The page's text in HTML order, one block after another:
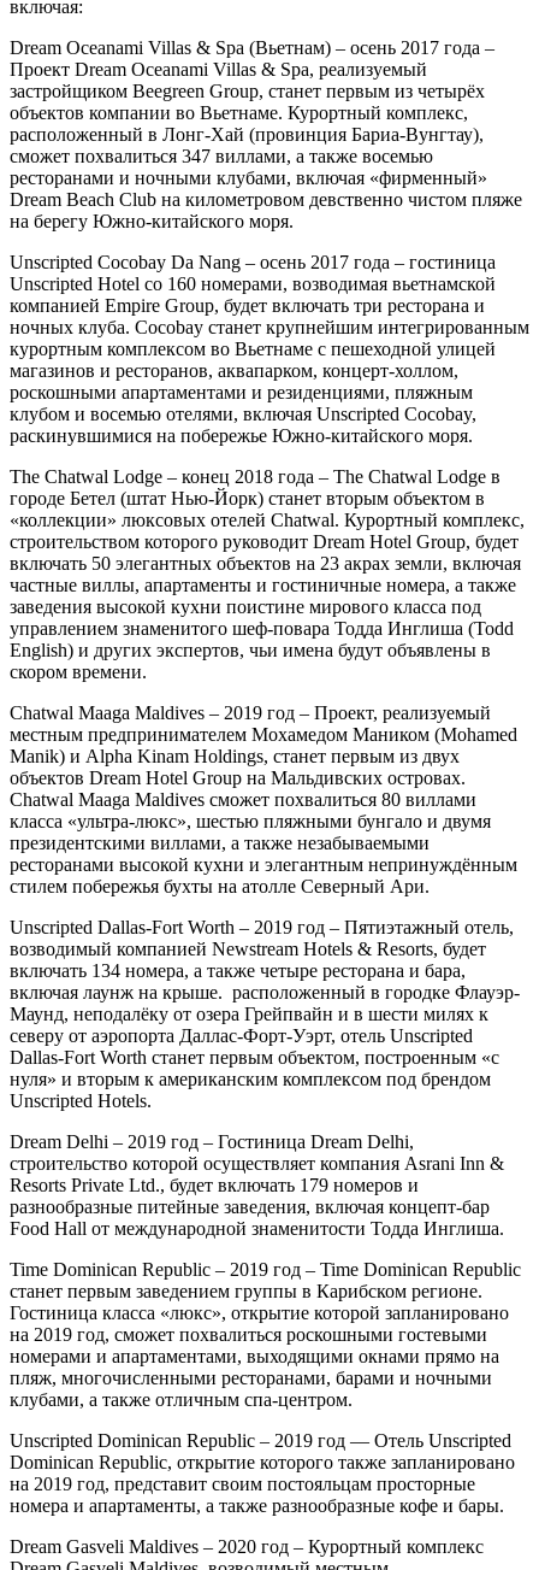
включая:
Dream Oceanami Villas & Spa (Вьетнам) – осень 2017 года –
Проект Dream Oceanami Villas & Spa, реализуемый
застройщиком Beegreen Group, станет первым из четырёх
объектов компании во Вьетнаме. Курортный комплекс,
расположенный в Лонг-Хай (провинция Бариа-Вунгтау),
сможет похвалиться 347 виллами, а также восемью
ресторанами и ночными клубами, включая «фирменный»
Dream Beach Club на километровом девственно чистом пляже
на берегу Южно-китайского моря.
Unscripted Cocobay Da Nang – осень 2017 года – гостиница
Unscripted Hotel со 160 номерами, возводимая вьетнамской
компанией Empire Group, будет включать три ресторана и
ночных клуба. Cocobay станет крупнейшим интегрированным
курортным комплексом во Вьетнаме с пешеходной улицей
магазинов и ресторанов, аквапарком, концерт-холлом,
роскошными апартаментами и резиденциями, пляжным
клубом и восемью отелями, включая Unscripted Cocobay,
раскинувшимися на побережье Южно-китайского моря.
The Chatwal Lodge – конец 2018 года – The Chatwal Lodge в
городе Бетел (штат Нью-Йорк) станет вторым объектом в
«коллекции» люксовых отелей Chatwal. Курортный комплекс,
строительством которого руководит Dream Hotel Group, будет
включать 50 элегантных объектов на 23 акрах земли, включая
частные виллы, апартаменты и гостиничные номера, а также
заведения высокой кухни поистине мирового класса под
управлением знаменитого шеф-повара Тодда Инглиша (Todd
English) и других экспертов, чьи имена будут объявлены в
скором времени.
Chatwal Maaga Maldives – 2019 год – Проект, реализуемый
местным предпринимателем Мохамедом Маником (Mohamed
Manik) и Alpha Kinam Holdings, станет первым из двух
объектов Dream Hotel Group на Мальдивских островах.
Chatwal Maaga Maldives сможет похвалиться 80 виллами
класса «ультра-люкс», шестью пляжными бунгало и двумя
президентскими виллами, а также незабываемыми
ресторанами высокой кухни и элегантным непринуждённым
стилем побережья бухты на атолле Северный Ари.
Unscripted Dallas-Fort Worth – 2019 год – Пятиэтажный отель,
возводимый компанией Newstream Hotels & Resorts, будет
включать 134 номера, а также четыре ресторана и бара,
включая лаунж на крыше. расположенный в городке Флауэр-
Маунд, неподалёку от озера Грейпвайн и в шести милях к
северу от аэропорта Даллас-Форт-Уэрт, отель Unscripted
Dallas-Fort Worth станет первым объектом, построенным «с
нуля» и вторым к американским комплексом под брендом
Unscripted Hotels.
Dream Delhi – 2019 год – Гостиница Dream Delhi,
строительство которой осуществляет компания Asrani Inn &
Resorts Private Ltd., будет включать 179 номеров и
разнообразные питейные заведения, включая концепт-бар
Food Hall от международной знаменитости Тодда Инглиша.
Time Dominican Republic – 2019 год – Time Dominican Republic
станет первым заведением группы в Карибском регионе.
Гостиница класса «люкс», открытие которой запланировано
на 2019 год, сможет похвалиться роскошными гостевыми
номерами и апартаментами, выходящими окнами прямо на
пляж, многочисленными ресторанами, барами и ночными
клубами, а также отличным спа-центром.
Unscripted Dominican Republic – 2019 год — Отель Unscripted
Dominican Republic, открытие которого также запланировано
на 2019 год, представит своим постояльцам просторные
номера и апартаменты, а также разнообразные кофе и бары.
Dream Gasveli Maldives – 2020 год – Курортный комплекс